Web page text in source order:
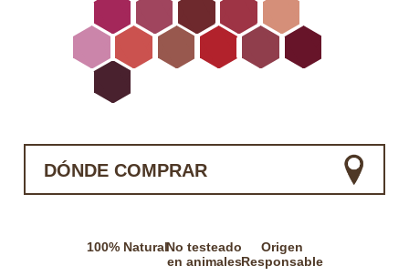
DÓNDE COMPRAR
100% NaturalNo testeado
en animales
Origen
Responsable